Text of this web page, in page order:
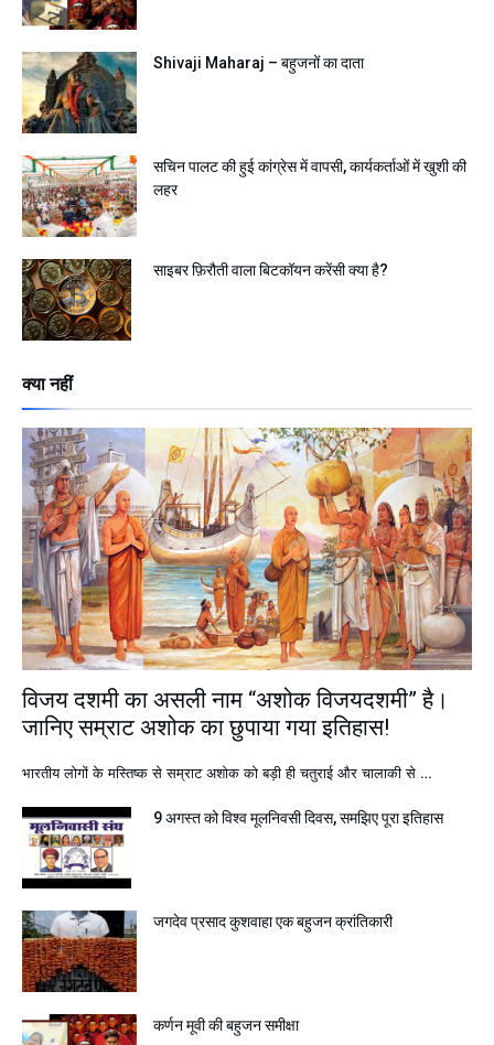
Shivaji Maharaj – बहुजनों का दाता
सचिन पालट की हुई कांग्रेस में वापसी, कार्यकर्ताओं में खुशी की
लहर
साइबर फ़िरौती वाला बिटकॉयन करेंसी क्या है?
क्या नहीं
विजय दशमी का असली नाम “अशोक विजयदशमी” है।
जानिए सम्राट अशोक का छुपाया गया इतिहास!
भारतीय लोगों के मस्तिष्क से सम्राट अशोक को बड़ी ही चतुराई और चालाकी से …
9 अगस्त को विश्व मूलनिवसी दिवस, समझिए पूरा इतिहास
जगदेव प्रसाद कुशवाहा एक बहुजन क्रांतिकारी
कर्णन मूवी की बहुजन समीक्षा